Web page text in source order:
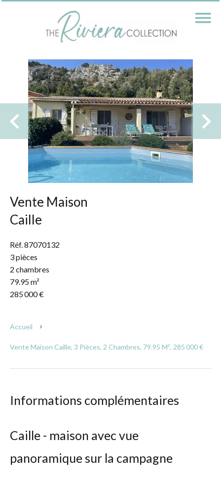
Vente Maison
Caille
Réf. 87070132
3 pièces
2 chambres
79.95 m²
285 000 €
Accueil
Vente Maison Caille, 3 Pièces, 2 Chambres, 79.95 M², 285 000 €
Informations complémentaires
Caille - maison avec vue
panoramique sur la campagne